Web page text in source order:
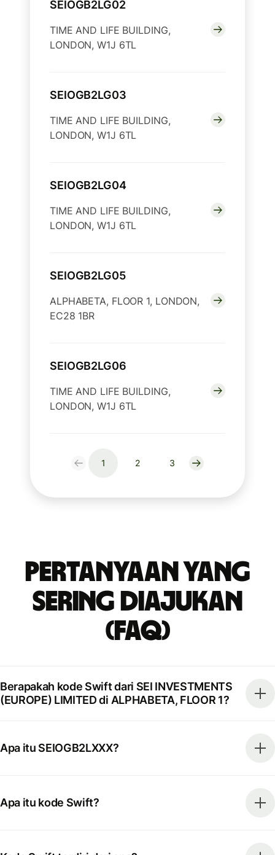
SEIOGB2LG02
TIME AND LIFE BUILDING,
LONDON, W1J 6TL
SEIOGB2LG03
TIME AND LIFE BUILDING,
LONDON, W1J 6TL
SEIOGB2LG04
TIME AND LIFE BUILDING,
LONDON, W1J 6TL
SEIOGB2LG05
ALPHABETA, FLOOR 1, LONDON,
EC28 1BR
SEIOGB2LG06
TIME AND LIFE BUILDING,
LONDON, W1J 6TL
1 2 3
Pertanyaan yang
Sering Diajukan
(FAQ)
Berapakah kode Swift dari SEI INVESTMENTS
(EUROPE) LIMITED di ALPHABETA, FLOOR 1?
Apa itu SEIOGB2LXXX?
Apa itu kode Swift?